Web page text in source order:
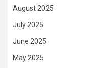
August 2025
July 2025
June 2025
May 2025